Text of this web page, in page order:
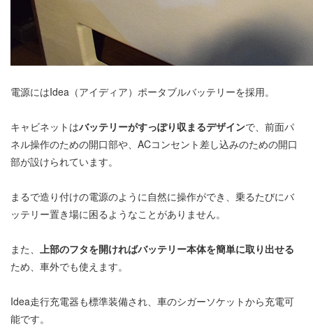
電源にはIdea（アイディア）ポータブルバッテリーを採用。
キャビネットはバッテリーがすっぽり収まるデザインで、前面パ
ネル操作のための開口部や、ACコンセント差し込みのための開口
部が設けられています。
まるで造り付けの電源のように自然に操作ができ、乗るたびにバ
ッテリー置き場に困るようなことがありません。
また、 上部のフタを開ければバッテリー本体を簡単に取り出せる
ため、車外でも使えます。
Idea走行充電器も標準装備され、車のシガーソケットから充電可
能です。